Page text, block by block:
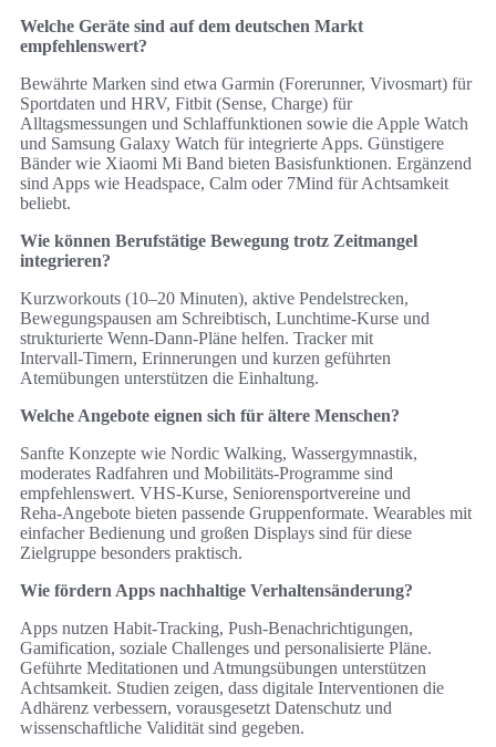
Welche Geräte sind auf dem deutschen Markt
empfehlenswert?
Bewährte Marken sind etwa Garmin (Forerunner, Vivosmart) für
Sportdaten und HRV, Fitbit (Sense, Charge) für
Alltagsmessungen und Schlaffunktionen sowie die Apple Watch
und Samsung Galaxy Watch für integrierte Apps. Günstigere
Bänder wie Xiaomi Mi Band bieten Basisfunktionen. Ergänzend
sind Apps wie Headspace, Calm oder 7Mind für Achtsamkeit
beliebt.
Wie können Berufstätige Bewegung trotz Zeitmangel
integrieren?
Kurzworkouts (10–20 Minuten), aktive Pendelstrecken,
Bewegungspausen am Schreibtisch, Lunchtime‑Kurse und
strukturierte Wenn‑Dann‑Pläne helfen. Tracker mit
Intervall‑Timern, Erinnerungen und kurzen geführten
Atemübungen unterstützen die Einhaltung.
Welche Angebote eignen sich für ältere Menschen?
Sanfte Konzepte wie Nordic Walking, Wassergymnastik,
moderates Radfahren und Mobilitäts‑Programme sind
empfehlenswert. VHS‑Kurse, Seniorensportvereine und
Reha‑Angebote bieten passende Gruppenformate. Wearables mit
einfacher Bedienung und großen Displays sind für diese
Zielgruppe besonders praktisch.
Wie fördern Apps nachhaltige Verhaltensänderung?
Apps nutzen Habit‑Tracking, Push‑Benachrichtigungen,
Gamification, soziale Challenges und personalisierte Pläne.
Geführte Meditationen und Atmungsübungen unterstützen
Achtsamkeit. Studien zeigen, dass digitale Interventionen die
Adhärenz verbessern, vorausgesetzt Datenschutz und
wissenschaftliche Validität sind gegeben.